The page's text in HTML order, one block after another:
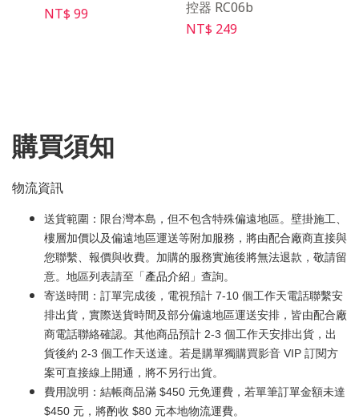
NT$ 99
控器 RC06b
NT$ 249
購買須知
物流資訊
送貨範圍：限台灣本島，但不包含特殊偏遠地區。壁掛施工、
樓層加價以及偏遠地區運送等附加服務，將由配合廠商直接與
您聯繫、報價與收費。加購的服務實施後將無法退款，敬請留
意。地區列表請至「產品介紹 」查詢。
寄送時間：訂單完成後，電視預計 7-10 個工作天電話聯繫安
排出貨，實際送貨時間及部分偏遠地區運送安排，皆由配合廠
商電話聯絡確認。其他商品預計 2-3 個工作天安排出貨，出
貨後約 2-3 個工作天送達。若是購單獨購買影音 VIP 訂閱方
案可直接線上開通，將不另行出貨。
費用說明：結帳商品滿 $450 元免運費，若單筆訂單金額未達
$450 元，將酌收 $80 元本地物流運費。